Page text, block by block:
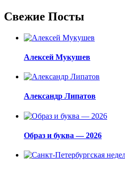
Свежие Посты
Алексей Мукушев
Александр Липатов
Образ и буква — 2026